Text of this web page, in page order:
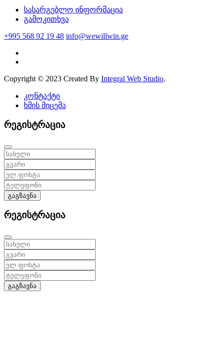
სასარგებლო ინფორმაცია
გამოკითხვა
+995 568 92 19 48 info@wewillwin.ge
Copyright © 2023 Created By Integral Web Studio.
კონტაქტი
ხმის მიცემა
რეგისტრაცია
გაგზავნა
რეგისტრაცია
გაგზავნა